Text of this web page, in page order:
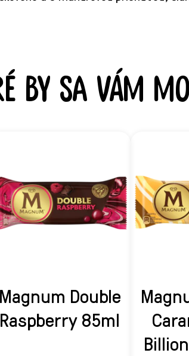
by sa vám
Magnum Double
Raspberry 85ml